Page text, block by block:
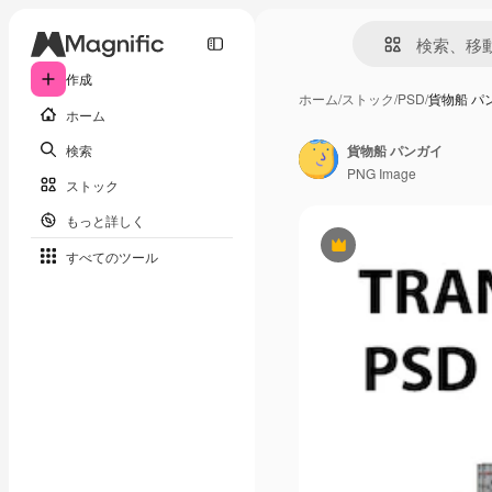
作成
ホーム
検索
ストック
もっと詳しく
すべてのツール
ホーム/ストック/PSD/貨物船 パ
Premium
貨物船 パンガイ
PNG Image